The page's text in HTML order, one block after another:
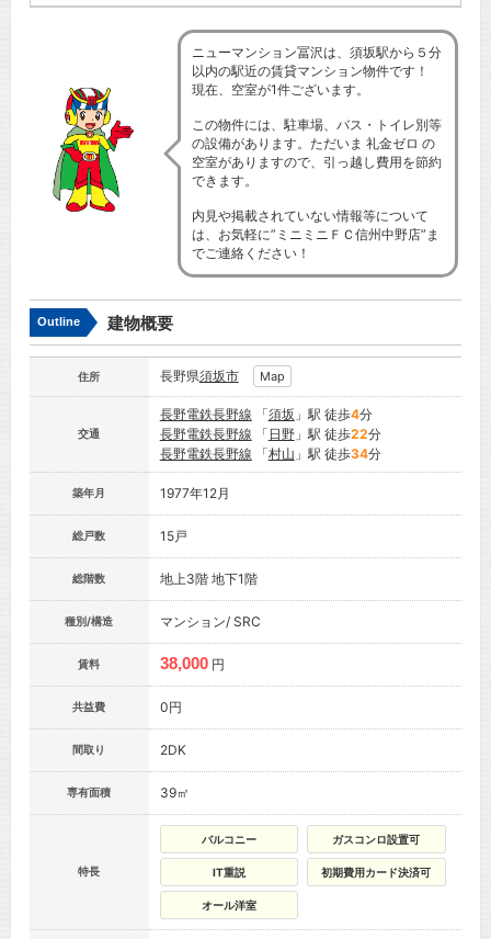
ニューマンション冨沢は、須坂駅から５分
以内の駅近の賃貸マンション物件です！
現在、空室が1件ございます。
この物件には、駐車場、バス・トイレ別等
の設備があります。ただいま 礼金ゼロ の
空室がありますので、引っ越し費用を節約
できます。
内見や掲載されていない情報等について
は、お気軽に”ミニミニＦＣ信州中野店”ま
でご連絡ください！
Outline 建物概要
住所 長野県須坂市 Map
交通
長野電鉄長野線 「須坂 」駅 徒歩4分
長野電鉄長野線 「 日野」駅 徒歩22分
長野電鉄長野線 「村山 」駅 徒歩34分
築年月 1977年12月
総戸数 15戸
総階数 地上3階 地下1階
種別/構造 マンション/ SRC
賃料 38,000 円
共益費 0円
間取り 2DK
専有面積 39㎡
特長
バルコニー ガスコンロ設置可
IT重説 初期費用カード決済可
オール洋室